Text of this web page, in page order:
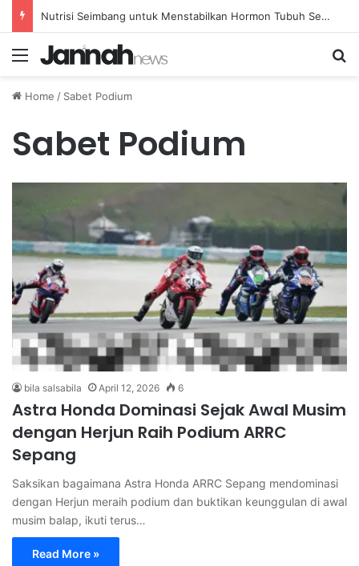
Nutrisi Seimbang untuk Menstabilkan Hormon Tubuh Secara Alami dan Aman Setiap Hari
Menu
Home / Sabet Podium
Sabet Podium
bila salsabila April 12, 2026 6
Astra Honda Dominasi Sejak Awal Musim
dengan Herjun Raih Podium ARRC
Sepang
Saksikan bagaimana Astra Honda ARRC Sepang mendominasi
dengan Herjun meraih podium dan buktikan keunggulan di awal
musim balap, ikuti terus…
Read More »